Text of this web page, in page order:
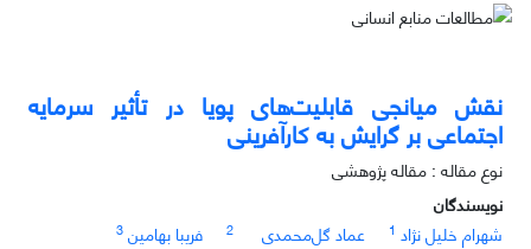
نقش میانجی قابلیت‌های پویا در تأثیر سرمایه
اجتماعی بر گرایش به کارآفرینی
نوع مقاله : مقاله پژوهشی
نویسندگان
شهرام خلیل نژاد 1 عماد گل‌محمدی 2 فریبا بهامین 3